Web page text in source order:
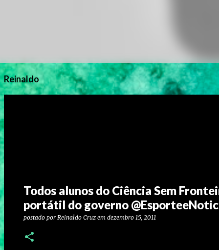
Reinaldo
Todos alunos do Ciência Sem
portátil do governo
postado por Reinaldo Cruz em dezembro 15, 2011